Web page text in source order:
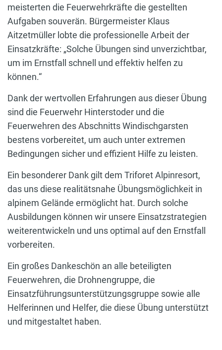
meisterten die Feuerwehrkräfte die gestellten
Aufgaben souverän. Bürgermeister Klaus
Aitzetmüller lobte die professionelle Arbeit der
Einsatzkräfte: „Solche Übungen sind unverzichtbar,
um im Ernstfall schnell und effektiv helfen zu
können.“
Dank der wertvollen Erfahrungen aus dieser Übung
sind die Feuerwehr Hinterstoder und die
Feuerwehren des Abschnitts Windischgarsten
bestens vorbereitet, um auch unter extremen
Bedingungen sicher und effizient Hilfe zu leisten.
Ein besonderer Dank gilt dem Triforet Alpinresort,
das uns diese realitätsnahe Übungsmöglichkeit in
alpinem Gelände ermöglicht hat. Durch solche
Ausbildungen können wir unsere Einsatzstrategien
weiterentwickeln und uns optimal auf den Ernstfall
vorbereiten.
Ein großes Dankeschön an alle beteiligten
Feuerwehren, die Drohnengruppe, die
Einsatzführungsunterstützungsgruppe sowie alle
Helferinnen und Helfer, die diese Übung unterstützt
und mitgestaltet haben.